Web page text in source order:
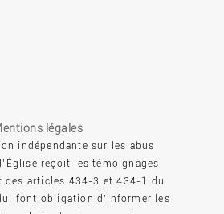
légales
indépendante sur les abus
reçoit les témoignages
des articles 434-3 et 434-1 du
font obligation d’informer les